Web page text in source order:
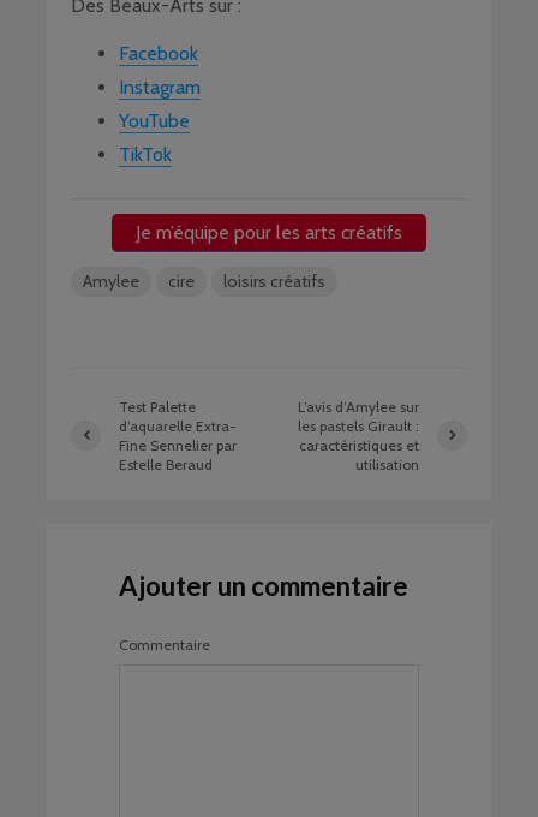
Des Beaux-Arts sur :
Facebook
Instagram
YouTube
TikTok
Je m’équipe pour les arts créatifs
Amylee cire loisirs créatifs
Test Palette
d’aquarelle Extra-
Fine Sennelier par
Estelle Beraud
L’avis d’Amylee sur
les pastels Girault :
caractéristiques et
utilisation
Ajouter un commentaire
Commentaire